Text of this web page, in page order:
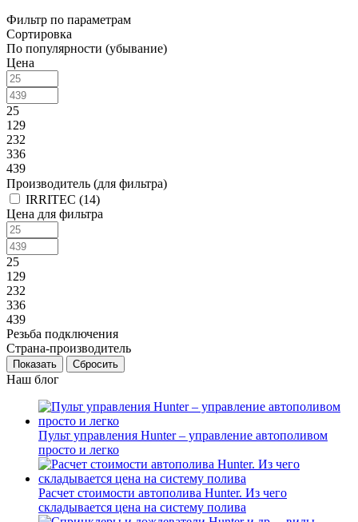
Фильтр по параметрам
Сортировка
По популярности (убывание)
Цена
25
129
232
336
439
Производитель (для фильтра)
IRRITEC (14)
Цена для фильтра
25
129
232
336
439
Резьба подключения
Страна-производитель
Сбросить
Наш блог
Пульт управления Hunter – управление автополивом
просто и легко
Расчет стоимости автополива Hunter. Из чего
складывается цена на систему полива